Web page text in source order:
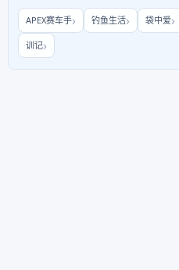
APEX赛车手 钓鱼生活 袋中爱
训记